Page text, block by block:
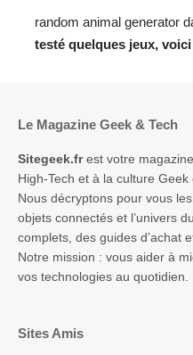
random animal generator
testé quelques jeux,
Le Magazine Geek & Tech
Sitegeek.frest votre
High-Tech et à la culture Geek
Nous décryptons pour vous
objets connectés et l’univers
complets, des guides d’achat
Notre mission : vous aider à
vos technologies au quotidien.
Sites Amis